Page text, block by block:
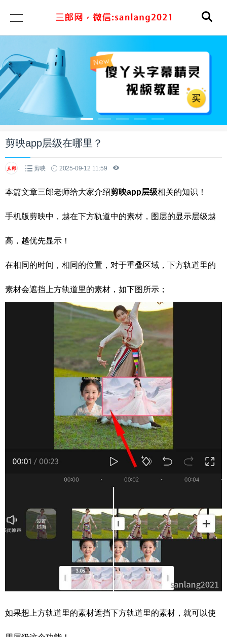
剪映app层级在哪里？
剪映 2025-09-12 11:59
本篇文章三郎老师给大家介绍剪映app层级相关的知识！
手机版剪映中，越在下方轨道中的素材，图层的显示层级越
高，越优先显示！
在相同的时间，相同的位置，对于重叠区域，下方轨道里的
素材会遮挡上方轨道里的素材，如下图所示；
如果想上方轨道里的素材遮挡下方轨道里的素材，就可以使